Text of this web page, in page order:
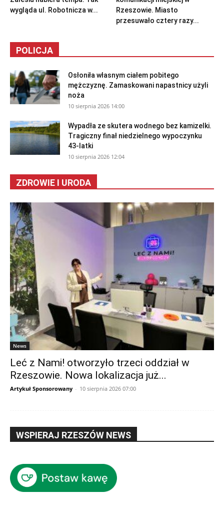
wygląda ul. Robotnicza w...
Rzeszowie. Miasto
przesuwało cztery razy...
POLICJA
Osłoniła własnym ciałem pobitego
mężczyznę. Zamaskowani napastnicy użyli
noża
10 sierpnia 2026 14:00
Wypadła ze skutera wodnego bez kamizelki.
Tragiczny finał niedzielnego wypoczynku
43-latki
10 sierpnia 2026 12:04
ZDROWIE I URODA
News
Leć z Nami! otworzyło trzeci oddział w
Rzeszowie. Nowa lokalizacja już...
Artykuł Sponsorowany - 10 sierpnia 2026 07:00
WSPIERAJ RZESZÓW NEWS